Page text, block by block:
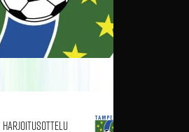
Harjoitusottelu